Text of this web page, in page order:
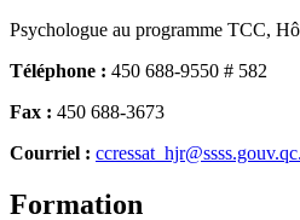
Psychologue au programme TCC,
Téléphone : 450 688-9550 # 582
Fax : 450 688-3673
Courriel :
Formation